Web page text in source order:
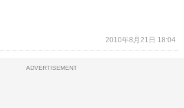
2010年8月21日 18:04
ADVERTISEMENT